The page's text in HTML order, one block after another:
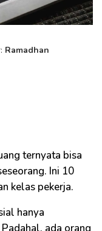
Ramadhan
ternyata bisa
Ini 10
kelas pekerja.
hanya